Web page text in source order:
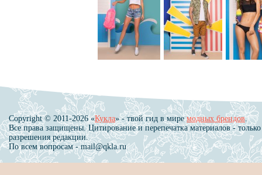
Copyright © 2011-2026 «Кукла» - твой гид в миремодных брендов.
Все права защищены. Цитирование и перепечатка материалов - только
разрешения редакции.
По всем вопросам - mail@qkla.ru